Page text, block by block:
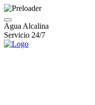
Agua Alcalina
Servicio 24/7